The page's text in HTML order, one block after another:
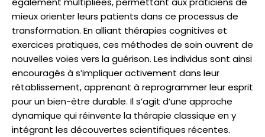
mieux orienter leurs patients dans ce processus de
transformation. En alliant thérapies cognitives et
exercices pratiques, ces méthodes de soin ouvrent de
nouvelles voies vers la guérison. Les individus sont ainsi
encouragés à s’impliquer activement dans leur
rétablissement, apprenant à reprogrammer leur esprit
pour un bien-être durable. Il s’agit d’une approche
dynamique qui réinvente la thérapie classique en y
intégrant les découvertes scientifiques récentes.